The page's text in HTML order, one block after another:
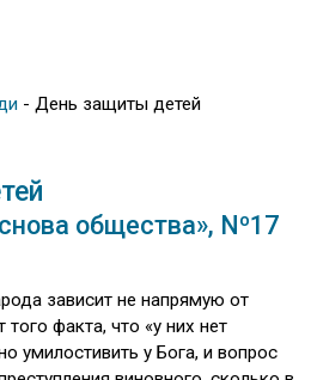
- День защиты детей
общества», Nº17
зависит не напрямую от
факта, что «у них нет
умилостивить у Бога, и вопрос